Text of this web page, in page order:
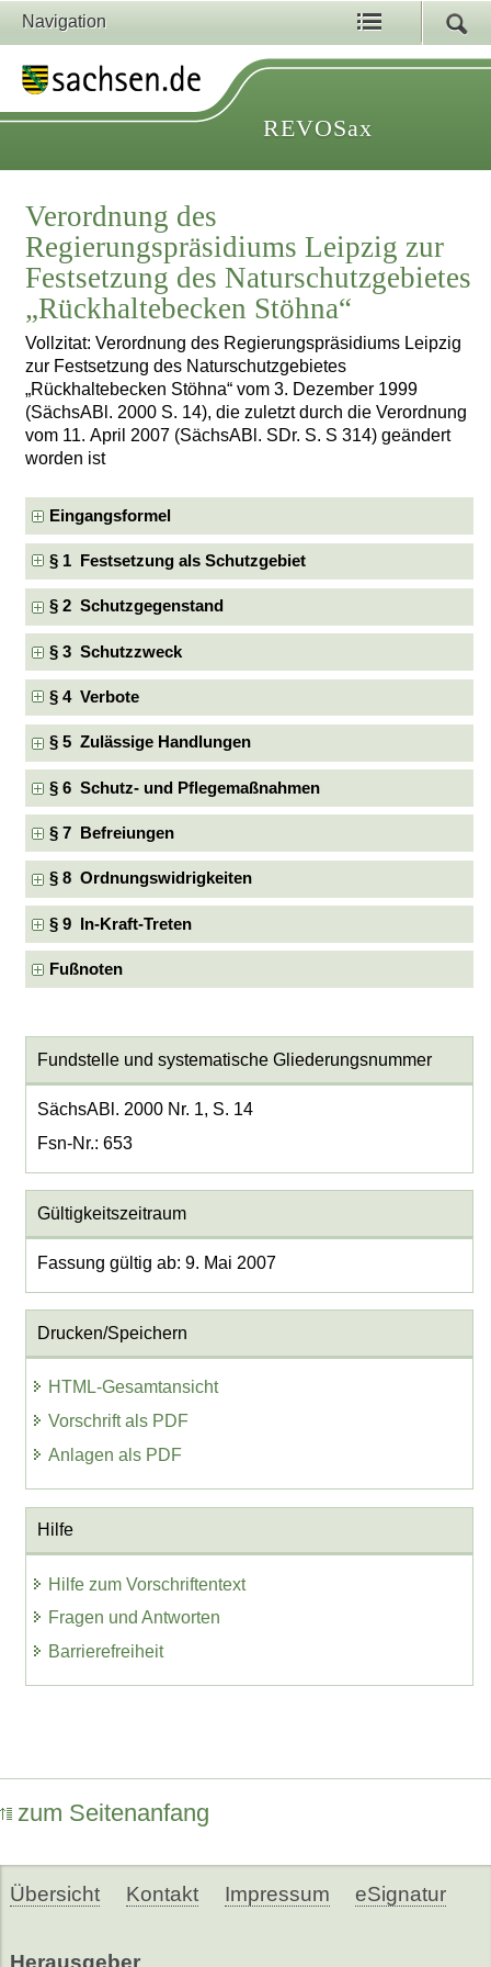
Navigation
REVOSax
Verordnung des
Regierungspräsidiums Leipzig zur
Festsetzung des Naturschutzgebietes
„Rückhaltebecken Stöhna“
Vollzitat: Verordnung des Regierungspräsidiums Leipzig
zur Festsetzung des Naturschutzgebietes
„Rückhaltebecken Stöhna“ vom 3. Dezember 1999
(SächsABl. 2000 S. 14), die zuletzt durch die Verordnung
vom 11. April 2007 (SächsABl. SDr. S. S 314) geändert
worden ist
Eingangsformel
§ 1 Festsetzung als Schutzgebiet
§ 2 Schutzgegenstand
§ 3 Schutzzweck
§ 4 Verbote
§ 5 Zulässige Handlungen
§ 6 Schutz- und Pflegemaßnahmen
§ 7 Befreiungen
§ 8 Ordnungswidrigkeiten
§ 9 In-Kraft-Treten
Fußnoten
Fundstelle und systematische Gliederungsnummer
SächsABl. 2000 Nr. 1, S. 14
Fsn-Nr.: 653
Gültigkeitszeitraum
Fassung gültig ab: 9. Mai 2007
Drucken/Speichern
HTML-Gesamtansicht
Vorschrift als PDF
Anlagen als PDF
Hilfe
Hilfe zum Vorschriftentext
Fragen und Antworten
Barrierefreiheit
zum Seitenanfang
Übersicht Kontakt Impressum eSignatur
Herausgeber